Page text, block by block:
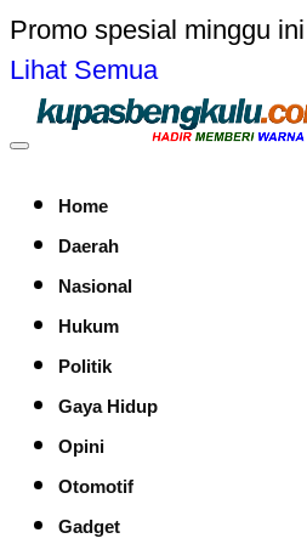
Promo spesial minggu
Lihat Semua
Home
Daerah
Nasional
Hukum
Politik
Gaya Hidup
Opini
Otomotif
Gadget